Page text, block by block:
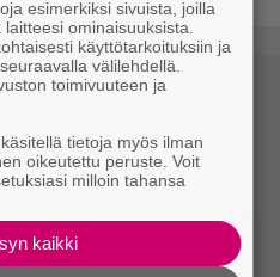
esimerkiksi sivuista, joilla
ominaisuuksista.
käyttötarkoituksiin ja
välilehdellä.
toimivuuteen ja
tietoja myös ilman
oikeutettu peruste. Voit
milloin tahansa
kaikki